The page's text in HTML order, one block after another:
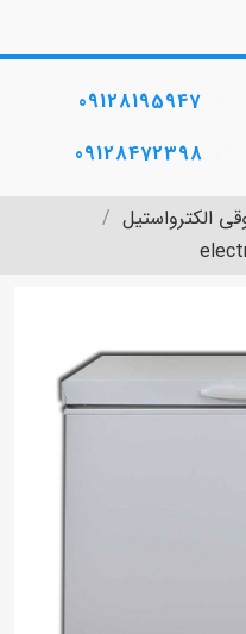
09128195947
09128472398
الکترواستیل